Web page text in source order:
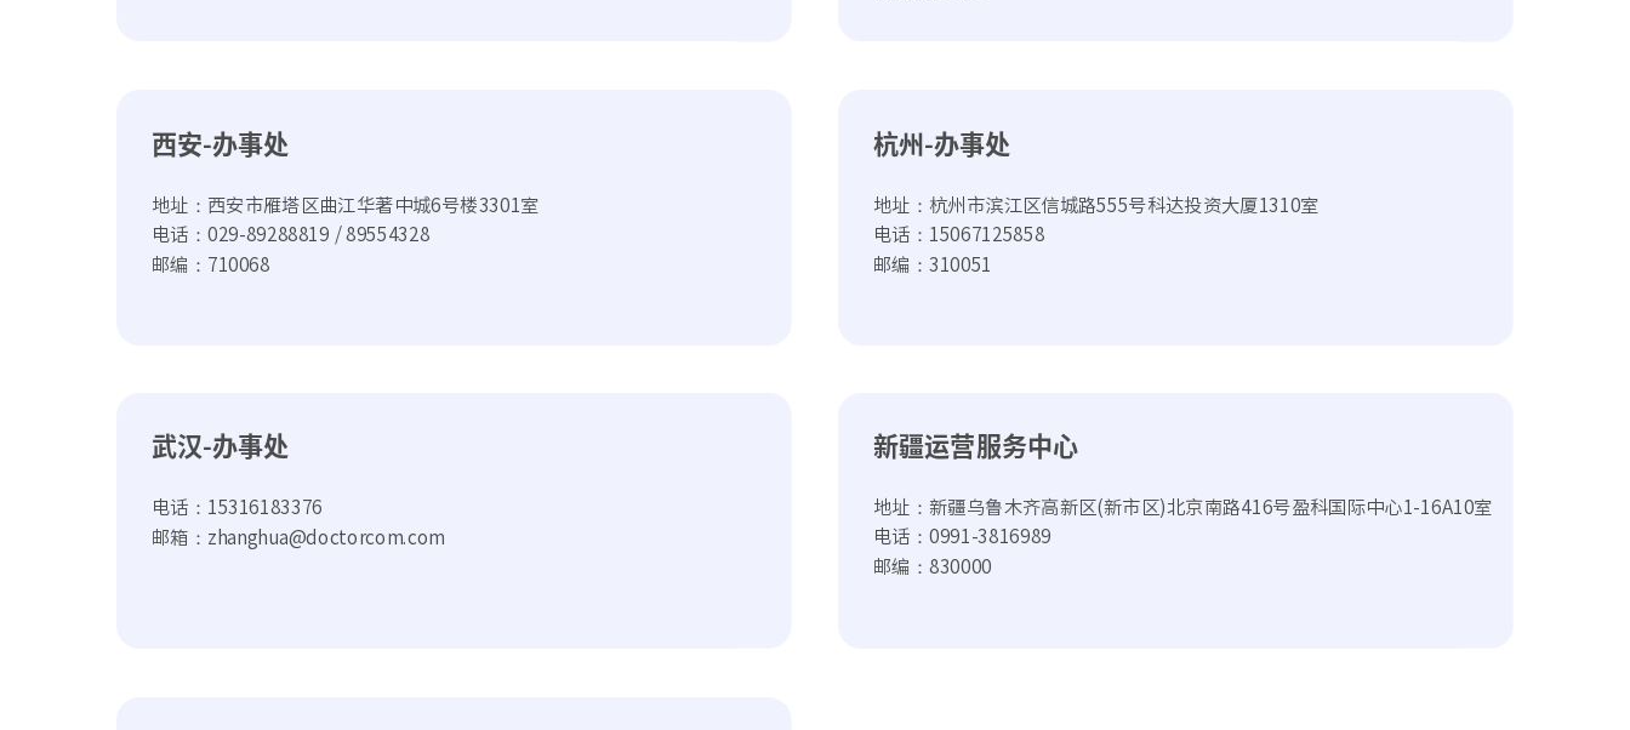
杭州-办事处
地址：杭州市滨江区信城路555号科达投资大厦1310室
电话：15067125858
邮编：310051
西安-办事处
地址：西安市雁塔区曲江华著中城6号楼3301室
电话：029-89288819 / 89554328
邮编：710068
武汉-办事处
电话：15316183376
邮箱：zhanghua@doctorcom.com
新疆运营服务中心
地址：新疆乌鲁木齐高新区(新市区)北京南路416号盈科国际中心1-16A10室
电话：0991-3816989
邮编：830000